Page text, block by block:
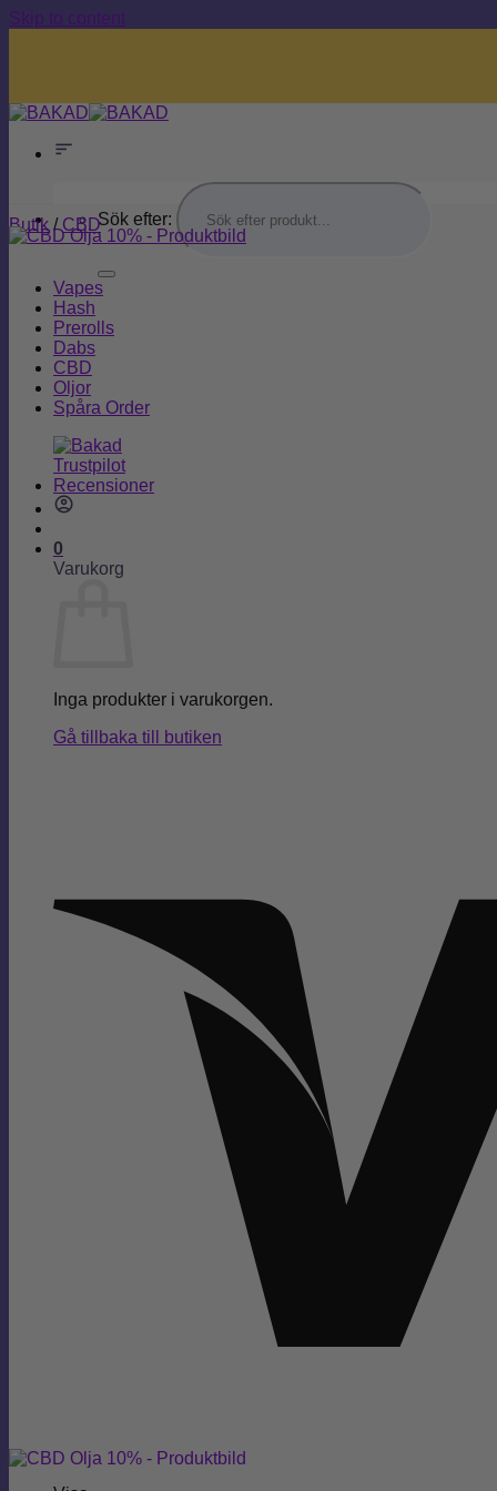
Skip to content
Sök efter:
Vapes
Hash
Prerolls
Dabs
CBD
Oljor
Spåra Order
0
Varukorg
Inga produkter i varukorgen.
Gå tillbaka till butiken
Butik / CBD